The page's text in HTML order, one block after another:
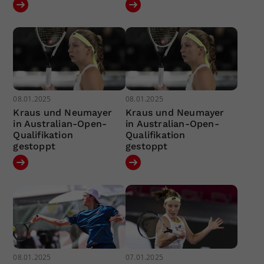
08.01.2025
Kraus und Neumayer
in Australian-Open-
Qualifikation
gestoppt
08.01.2025
Kraus und Neumayer
in Australian-Open-
Qualifikation
gestoppt
08.01.2025 07.01.2025